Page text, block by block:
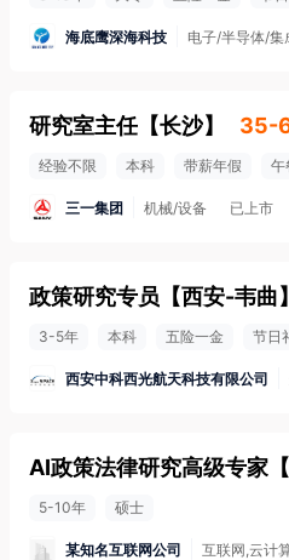
海底鹰深海科技 电子/半导体/集
研究室主任 【长沙】 35-
经验不限 本科 带薪年假 午
三一集团 机械/设备 已上市
政策研究专员 【西安-韦曲】
3-5年 本科 五险一金 节日
西安中科西光航天科技有限公司
AI政策法律研究高级专家 【
5-10年 硕士
某知名互联网公司 互联网,云计